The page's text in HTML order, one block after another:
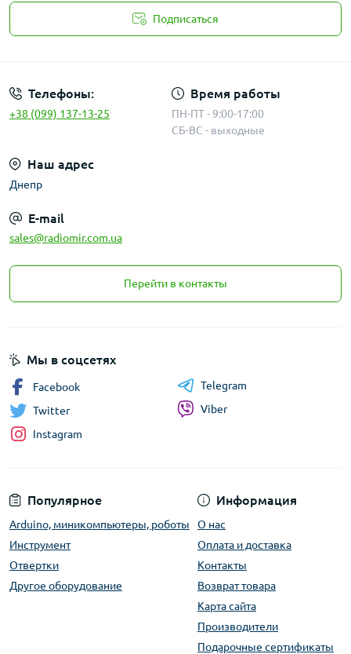
Подписаться
Телефоны:
+38 (099) 137-13-25
Время работы
ПН-ПТ - 9:00-17:00
СБ-ВС - выходные
Наш адрес
Днепр
E-mail
sales@radiomir.com.ua
Перейти в контакты
Популярное
Arduino, миникомпьютеры, роботы
Инструмент
Отвертки
Другое оборудование
Информация
О нас
Оплата и доставка
Контакты
Возврат товара
Карта сайта
Производители
Подарочные сертификаты
Мы в соцсетях
Facebook
Twitter
Instagram
Telegram
Viber